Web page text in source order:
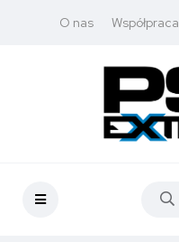
O nas Współpraca